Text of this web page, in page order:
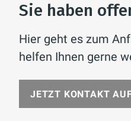
Sie haben
Hier geht es zum
helfen Ihnen gerne
JETZT KONTAKT